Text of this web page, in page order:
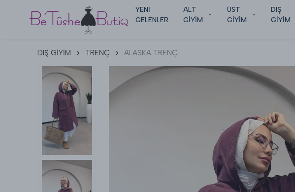
YENİ
GELENLER
ALT
GİYİM
ÜST
GİYİM
DIŞ
GİYİM
DIŞ GİYİM TRENÇ ALASKA TRENÇ